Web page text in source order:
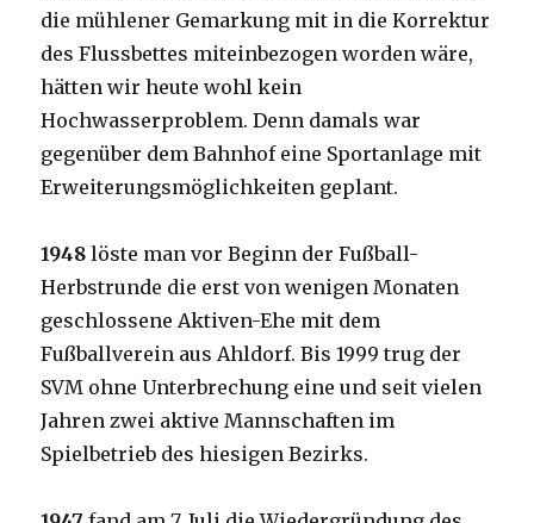
die mühlener Gemarkung mit in die Korrektur
des Flussbettes miteinbezogen worden wäre,
hätten wir heute wohl kein
Hochwasserproblem. Denn damals war
gegenüber dem Bahnhof eine Sportanlage mit
Erweiterungsmöglichkeiten geplant.
1948 löste man vor Beginn der Fußball-
Herbstrunde die erst von wenigen Monaten
geschlossene Aktiven-Ehe mit dem
Fußballverein aus Ahldorf. Bis 1999 trug der
SVM ohne Unterbrechung eine und seit vielen
Jahren zwei aktive Mannschaften im
Spielbetrieb des hiesigen Bezirks.